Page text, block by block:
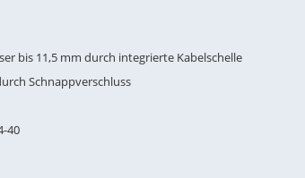
bis 11,5 mm durch integrierte Kabelschelle
Schnappverschluss
40